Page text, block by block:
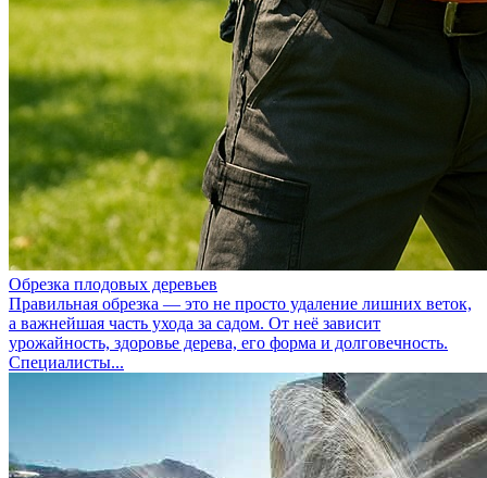
Обрезка плодовых деревьев
Правильная обрезка — это не просто удаление лишних веток,
а важнейшая часть ухода за садом. От неё зависит
урожайность, здоровье дерева, его форма и долговечность.
Специалисты...